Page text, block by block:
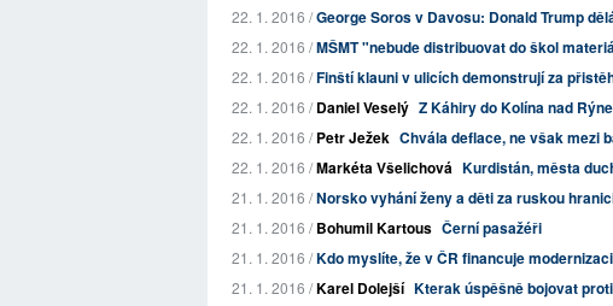
22. 1. 2016 /George Soros v Davosu: Donald Trump
22. 1. 2016 /MŠMT "nebude distribuovat do škol
22. 1. 2016 /Finští klauni v ulicích demonstrují za
22. 1. 2016 /Daniel Veselý Z Káhiry do Kolína nad
22. 1. 2016 /Petr Ježek Chvála deflace, ne však mezi
22. 1. 2016 /Markéta Všelichová Kurdistán, města
21. 1. 2016 /Norsko vyhání ženy a děti za ruskou
21. 1. 2016 /Bohumil Kartous Černí pasažéři
21. 1. 2016 /Kdo myslíte, že v ČR financuje
21. 1. 2016 /Karel Dolejší Kterak úspěšně bojovat